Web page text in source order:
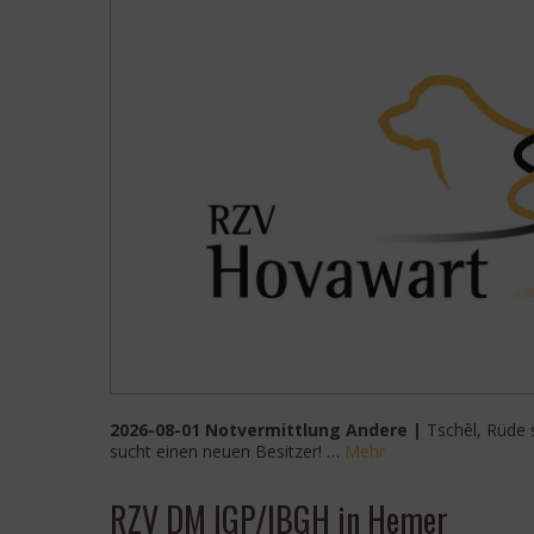
2026-08-01 Notvermittlung Andere | Tschêl, Rüde
sucht einen neuen Besitzer! … Mehr
RZV DM IGP/IBGH in Hemer